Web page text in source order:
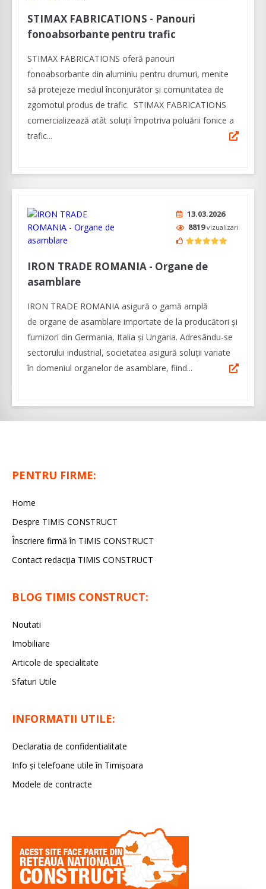
STIMAX FABRICATIONS - Panouri
fonoabsorbante pentru trafic
STIMAX FABRICATIONS oferă panouri
fonoabsorbante din aluminiu pentru drumuri, menite
să protejeze mediul înconjurător și comunitatea de
zgomotul produs de trafic. STIMAX FABRICATIONS
comercializează atât soluții împotriva poluării fonice a
trafic...
13.03.2026
8819vizualizari
IRON TRADE ROMANIA - Organe de
asamblare
IRON TRADE ROMANIA asigură o gamă amplă
de organe de asamblare importate de la producători și
furnizori din Germania, Italia şi Ungaria. Adresându-se
sectorului industrial, societatea asigură soluții variate
în domeniul organelor de asamblare, fiind...
PENTRU FIRME:
Home
Despre TIMIS CONSTRUCT
Înscriere firmă în TIMIS CONSTRUCT
Contact redacția TIMIS CONSTRUCT
BLOG TIMIS CONSTRUCT:
Noutati
Imobiliare
Articole de specialitate
Sfaturi Utile
INFORMATII UTILE:
Declaratia de confidentialitate
Info și telefoane utile în Timișoara
Modele de contracte